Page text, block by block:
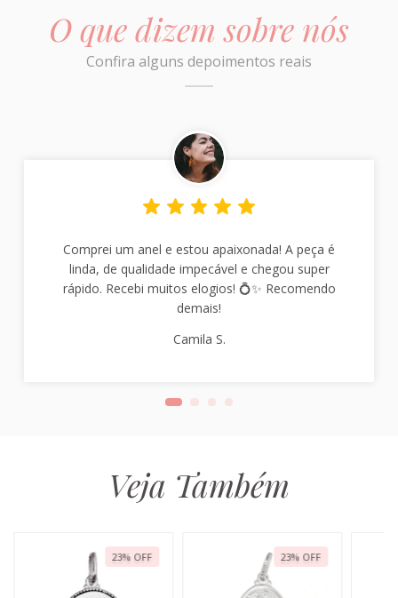
O que dizem sobre nós
Confira alguns depoimentos reais
Comprei um anel e estou apaixonada! A peça é
linda, de qualidade impecável e chegou super
rápido. Recebi muitos elogios! 💍✨ Recomendo
demais!
Camila S.
Veja Também
23% OFF 23% OFF